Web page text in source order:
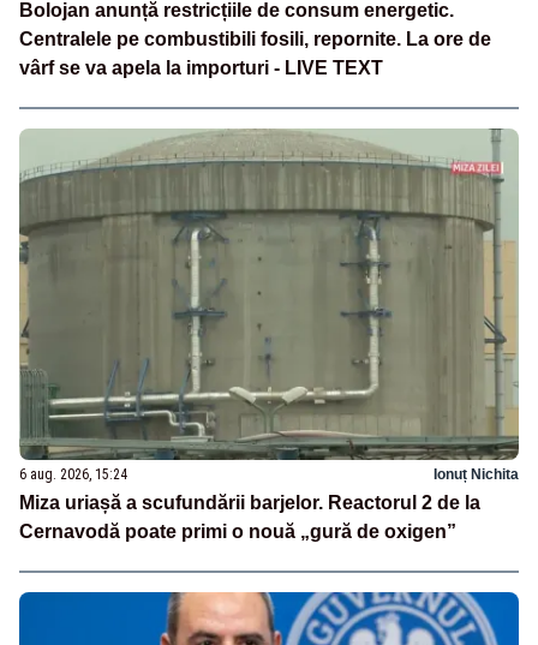
Bolojan anunță restricțiile de consum energetic.
Centralele pe combustibili fosili, repornite. La ore de
vârf se va apela la importuri - LIVE TEXT
6 aug. 2026, 15:24 Ionuț Nichita
Miza uriașă a scufundării barjelor. Reactorul 2 de la
Cernavodă poate primi o nouă „gură de oxigen”